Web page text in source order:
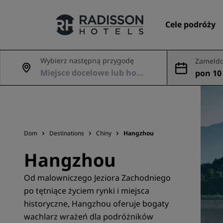
Cele podróży
Nasze marki
Wybierz następną przygodę
dowanie
pon
Dom Destinations Chiny Hangzhou
Hangzhou
Od malowniczego Jeziora Zachodniego
po tętniące życiem rynki i miejsca
historyczne, Hangzhou oferuje bogaty
wachlarz wrażeń dla podróżników